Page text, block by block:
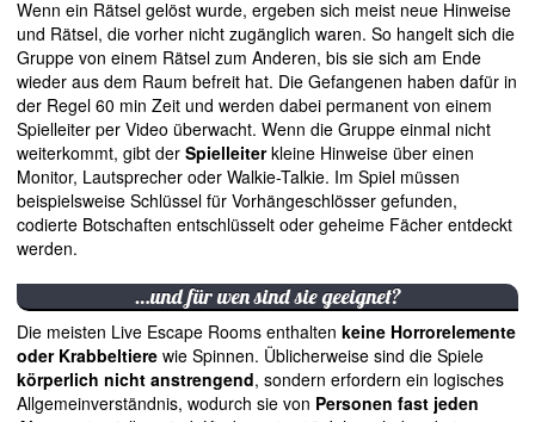
Wenn ein Rätsel gelöst wurde, ergeben sich meist neue Hinweise
und Rätsel, die vorher nicht zugänglich waren. So hangelt sich die
Gruppe von einem Rätsel zum Anderen, bis sie sich am Ende
wieder aus dem Raum befreit hat. Die Gefangenen haben dafür in
der Regel 60 min Zeit und werden dabei permanent von einem
Spielleiter per Video überwacht. Wenn die Gruppe einmal nicht
weiterkommt, gibt der Spielleiterkleine Hinweise über einen
Monitor, Lautsprecher oder Walkie-Talkie. Im Spiel müssen
beispielsweise Schlüssel für Vorhängeschlösser gefunden,
codierte Botschaften entschlüsselt oder geheime Fächer entdeckt
werden.
…und für wen sind sie geeignet?
Die meisten Live Escape Rooms enthalten keine Horrorelemente
oder Krabbeltiere wie Spinnen. Üblicherweise sind die Spiele
körperlich nicht anstrengend, sondern erfordern ein logisches
Allgemeinverständnis, wodurch sie von Personen fast jeden